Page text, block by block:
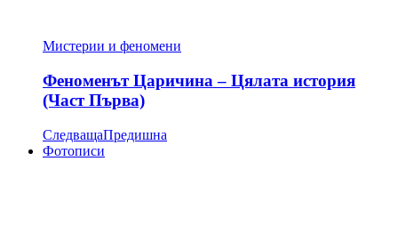
Мистерии и феномени
Феноменът Царичина – Цялата история
(Част Първа)
СледващаПредишна
Фотописи